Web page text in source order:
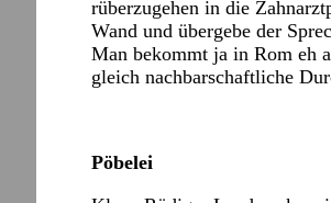
rüberzugehen in die
Wand und übergebe der
Man bekommt ja in Rom eh
gleich nachbarschaftliche
Pöbelei